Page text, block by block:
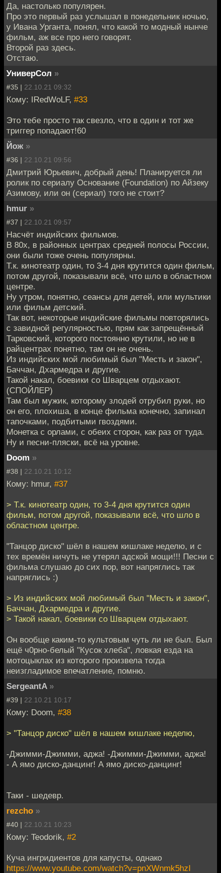
Да, настолько популярен.
Про это первый раз услышал в понедельник ночью,
у Ивана Урганта, понял, что какой то модный нынче
фильм, аж все про него говорят.
Второй раз здесь.
Отстаю.
УниверСол »
#35 | 22.10.21 09:32
Кому: IRedWoLF, #33
Это тебе просто так свезло, что в один и тот же
триггер попадают!60
Йож »
#36 | 22.10.21 09:56
Дмитрий Юрьевич, добрый день! Планируется ли
ролик по сериалу Основание (Foundation) по Айзеку
Азимову, или он (сериал) того не стоит?
hmur »
#37 | 22.10.21 09:57
Насчёт индийских фильмов.
В 80х, в районных центрах средней полосы России,
они были тоже очень популярны.
Т.к. кинотеатр один, то 3-4 дня крутится один фильм,
потом другой, показывали всё, что шло в областном
центре.
Ну утром, понятно, сеансы для детей, или мультики
или фильм детский.
Так вот, некоторые индийские фильмы повторялись
с завидной регулярностью, прям как запрещённый
Тарковский, которого постоянно крутили, но не в
райцентрах понятно, там он не очень.
Из индийских мой любимый был "Месть и закон",
Баччан, Дхармедра и другие.
Такой накал, боевики со Шварцем отдыхают.
(СПОЙЛЕР)
Там был мужик, которому злодей отрубил руки, но
он его, плохиша, в конце фильма конечно, запинал
тапочками, подбитыми гвоздями.
Монетка с орлами, с обеих сторон, как раз от туда.
Ну и песни-пляски, всё на уровне.
Doom »
#38 | 22.10.21 10:12
Кому: hmur, #37
> Т.к. кинотеатр один, то 3-4 дня крутится один
фильм, потом другой, показывали всё, что шло в
областном центре.
"Танцор диско" шёл в нашем кишлаке неделю, и с
тех времён ничуть не утерял адской мощи!!! Песни с
фильма слушаю до сих пор, вот напряглись так
напряглись :)
> Из индийских мой любимый был "Месть и закон",
Баччан, Дхармедра и другие.
> Такой накал, боевики со Шварцем отдыхают.
Он вообще каким-то культовым чуть ли не был. Был
ещё ч0рно-белый "Кусок хлеба", ловкая езда на
мотоцыклах из которого произвела тогда
неизгладимое впечатление, помню.
SergeantA »
#39 | 22.10.21 10:17
Кому: Doom, #38
> "Танцор диско" шёл в нашем кишлаке неделю,
-Джимми-Джимми, аджа! -Джимми-Джимми, аджа!
- А ямо диско-данцинг! А ямо диско-данцинг!
Таки - шедевр.
rezcho »
#40 | 22.10.21 10:23
Кому: Teodorik, #2
Куча ингридиентов для капусты, однако
https://www.youtube.com/watch?v=pnXWnmk5hzI